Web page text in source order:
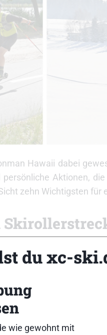
Hawaii dabei
Aktionen,
zehn Wichtigsten für
der zehn
Events, wie den
Klickt euch durch
8 9 10 11
du xc-
wie gewohnt mit